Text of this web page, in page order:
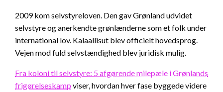
2009 kom selvstyreloven. Den gav Grønland udvidet
selvstyre og anerkendte grønlænderne som et folk under
international lov. Kalaallisut blev officielt hovedsprog.
Vejen mod fuld selvstændighed blev juridisk mulig.
Fra koloni til selvstyre: 5 afgørende milepæle i Grønlands
frigørelseskamp viser, hvordan hver fase byggede videre